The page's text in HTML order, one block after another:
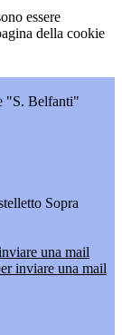
essere
della cookie
"S. Belfanti"
Sopra
una mail
inviare una mail